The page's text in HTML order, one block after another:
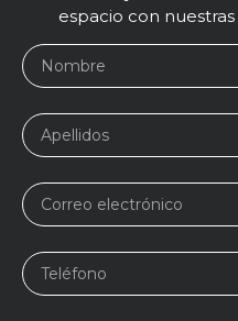
espacio con